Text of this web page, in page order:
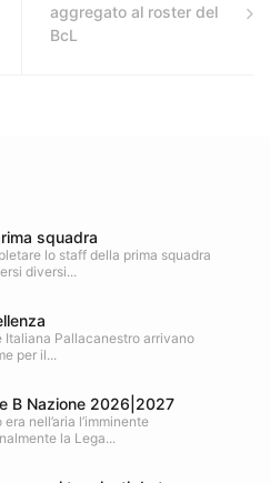
aggregato al roster del
BcL
squadra
lo staff della prima squadra
diversi...
Italiana Pallacanestro arrivano
per il...
B Nazione 2026|2027
nell’aria l’imminente
la Lega...